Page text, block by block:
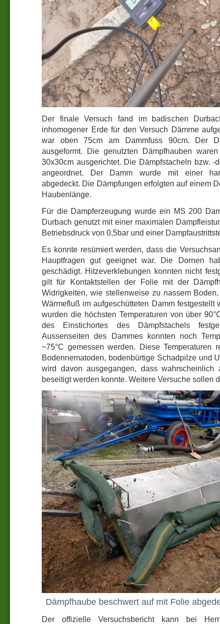
Der finale Versuch fand im badischen
inhomogener Erde für den Versuch Dämme
war oben 75cm am Dammfuss 90cm. Der
ausgeformt. Die genutzten Dämpfhauben
30x30cm ausgerichtet. Die Dämpfstacheln bzw. -
angeordnet. Der Damm wurde mit einer
abgedeckt. Die Dämpfungen erfolgten auf einem
Haubenlänge.
Für die Dampferzeugung wurde ein MS 200
Durbach genutzt mit einer maximalen
Betriebsdruck von 0,5bar und einer
Es konnte resümiert werden, dass die
Hauptfragen gut geeignet war. Die Dornen
geschädigt. Hitzeverklebungen konnten nicht
gilt für Kontaktstellen der Folie mit der
Widrigkeiten, wie stellenweise zu nassem
Wärmefluß im aufgeschütteten Damm festgestellt
wurden die höchsten Temperaturen von über
des Einstichortes des Dämpfstachels
Aussenseiten des Dammes konnten noch
~75°C gemessen werden. Diese Temperaturen
Bodennematoden, bodenbürtige Schadpilze und
wird davon ausgegangen, dass wahrscheinlich
beseitigt werden konnte. Weitere Versuche sollen
Dämpfhaube beschwert auf mit Folie
Der offizielle Versuchsbericht kann bei